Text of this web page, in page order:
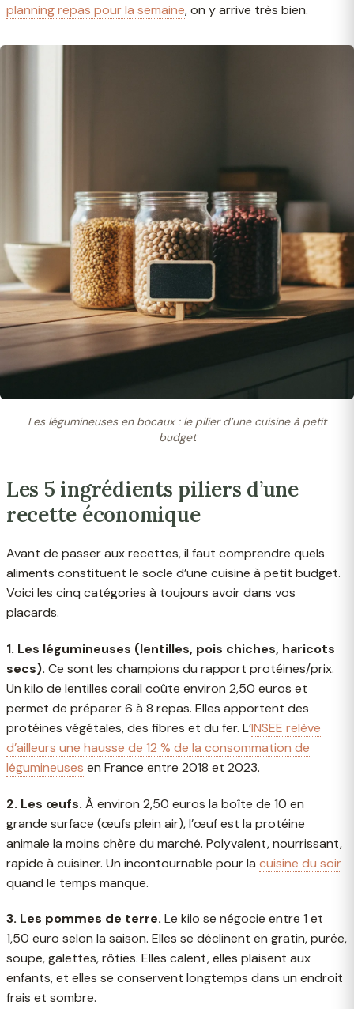
planning repas pour la semaine, on y arrive très bien.
Les légumineuses en bocaux : le pilier d’une cuisine à petit
budget
Les 5 ingrédients piliers d’une
recette économique
Avant de passer aux recettes, il faut comprendre quels
aliments constituent le socle d’une cuisine à petit budget.
Voici les cinq catégories à toujours avoir dans vos
placards.
1. Les légumineuses (lentilles, pois chiches, haricots
secs). Ce sont les champions du rapport protéines/prix.
Un kilo de lentilles corail coûte environ 2,50 euros et
permet de préparer 6 à 8 repas. Elles apportent des
protéines végétales, des fibres et du fer. L’INSEE relève
d’ailleurs une hausse de 12 % de la consommation de
légumineuses en France entre 2018 et 2023.
2. Les œufs. À environ 2,50 euros la boîte de 10 en
grande surface (œufs plein air), l’œuf est la protéine
animale la moins chère du marché. Polyvalent, nourrissant,
rapide à cuisiner. Un incontournable pour la cuisine du soir
quand le temps manque.
3. Les pommes de terre. Le kilo se négocie entre 1 et
1,50 euro selon la saison. Elles se déclinent en gratin, purée,
soupe, galettes, rôties. Elles calent, elles plaisent aux
enfants, et elles se conservent longtemps dans un endroit
frais et sombre.